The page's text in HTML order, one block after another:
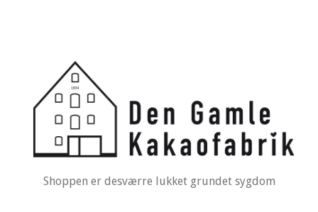
Shoppen er desværre lukket grundet sygdom